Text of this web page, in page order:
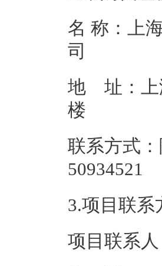
名 称：上
地 址：上
联系方式
3.项目联系
项目联系